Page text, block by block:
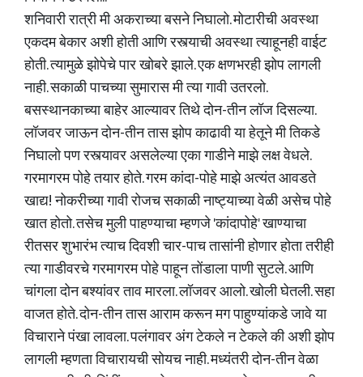
शनिवारी रात्री मी अकराच्या बसने निघालो. मोटारीची अवस्था
एकदम बेकार अशी होती आणि रस्त्याची अवस्था त्याहूनही वाईट
होती. त्यामुळे झोपेचे पार खोबरे झाले. एक क्षणभरही झोप लागली
नाही. सकाळी पाचच्या सुमारास मी त्या गावी उतरलो.
बसस्थानकाच्या बाहेर आल्यावर तिथे दोन-तीन लॉज दिसल्या.
लॉजवर जाऊन दोन-तीन तास झोप काढावी या हेतूने मी तिकडे
निघालो पण रस्त्यावर असलेल्या एका गाडीने माझे लक्ष वेधले.
गरमागरम पोहे तयार होते. गरम कांदा-पोहे माझे अत्यंत आवडते
खाद्य! नोकरीच्या गावी रोजच सकाळी नाष्ट्याच्या वेळी असेच पोहे
खात होतो. तसेच मुली पाहण्याचा म्हणजे 'कांदापोहे' खाण्याचा
रीतसर शुभारंभ त्याच दिवशी चार-पाच तासांनी होणार होता तरीही
त्या गाडीवरचे गरमागरम पोहे पाहून तोंडाला पाणी सुटले. आणि
चांगला दोन बश्यांवर ताव मारला. लॉजवर आलो. खोली घेतली. सहा
वाजत होते. दोन-तीन तास आराम करून मग पाहुण्यांकडे जावे या
विचाराने पंखा लावला. पलंगावर अंग टेकले न टेकले की अशी झोप
लागली म्हणता विचारायची सोयच नाही. मध्यंतरी दोन-तीन वेळा